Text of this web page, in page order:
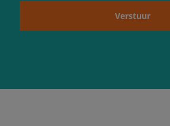
Verstuur